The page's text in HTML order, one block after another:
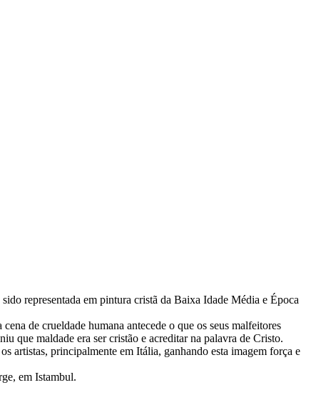
representada em pintura cristã da Baixa Idade Média e Época
de crueldade humana antecede o que os seus malfeitores
que maldade era ser cristão e acreditar na palavra de Cristo.
artistas, principalmente em Itália, ganhando esta imagem força e
em Istambul.